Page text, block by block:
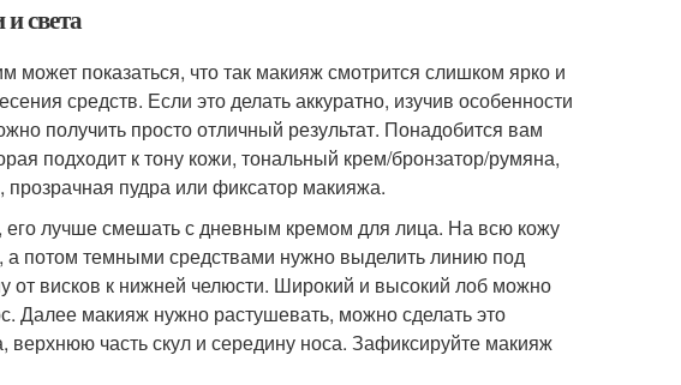
света
может показаться, что так макияж смотрится слишком ярко и
средств. Если это делать аккуратно, изучив особенности
получить просто отличный результат. Понадобится вам
подходит к тону кожи, тональный крем/бронзатор/румяна,
пудра или фиксатор макияжа.
его лучше смешать с дневным кремом для лица. На всю кожу
а потом темными средствами нужно выделить линию под
от висков к нижней челюсти. Широкий и высокий лоб можно
Далее макияж нужно растушевать, можно сделать это
верхнюю часть скул и середину носа. Зафиксируйте макияж